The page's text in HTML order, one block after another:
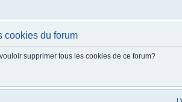
cookies du forum
supprimer tous les cookies de ce forum?